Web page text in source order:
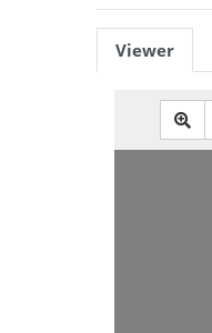
Viewer